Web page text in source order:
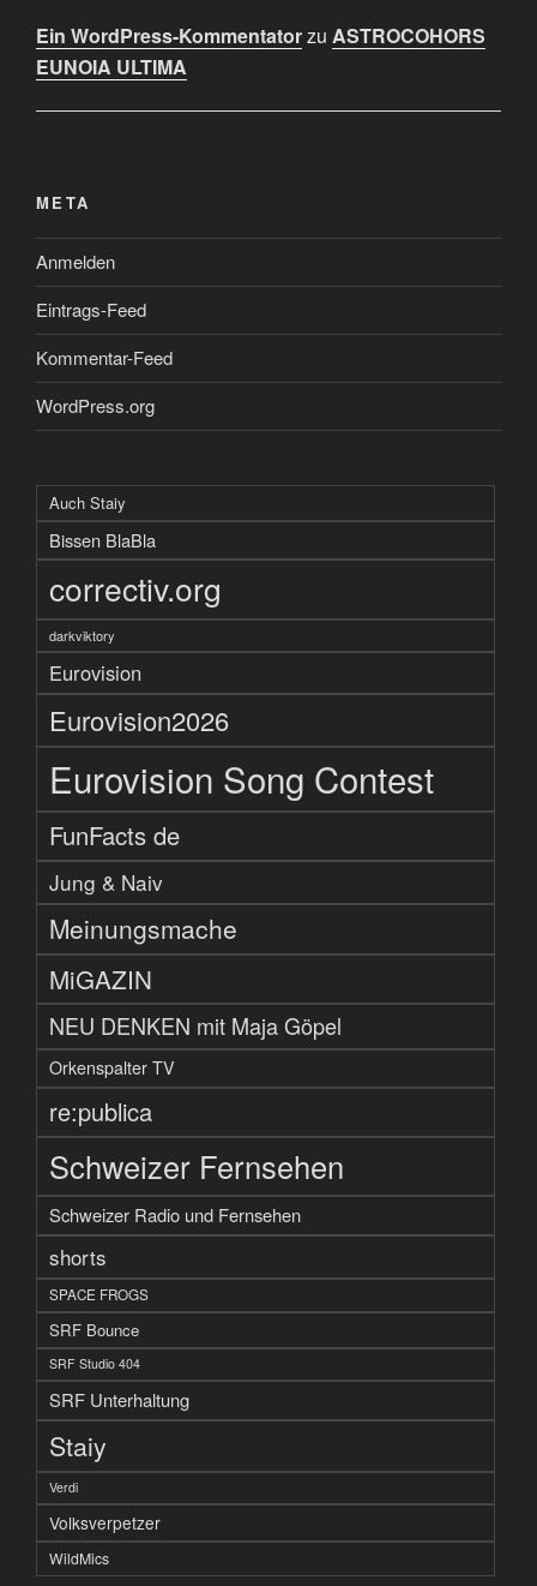
Ein WordPress-Kommentatorzu ASTROCOHORS
EUNOIA ULTIMA
META
Anmelden
Eintrags-Feed
Kommentar-Feed
WordPress.org
Auch Staiy
Bissen BlaBla
correctiv.org
darkviktory
Eurovision
Eurovision2026
Eurovision Song Contest
FunFacts de
Jung & Naiv
Meinungsmache
MiGAZIN
NEU DENKEN mit Maja Göpel
Orkenspalter TV
re:publica
Schweizer Fernsehen
Schweizer Radio und Fernsehen
shorts
SPACE FROGS
SRF Bounce
SRF Studio 404
SRF Unterhaltung
Staiy
Verdi
Volksverpetzer
WildMics